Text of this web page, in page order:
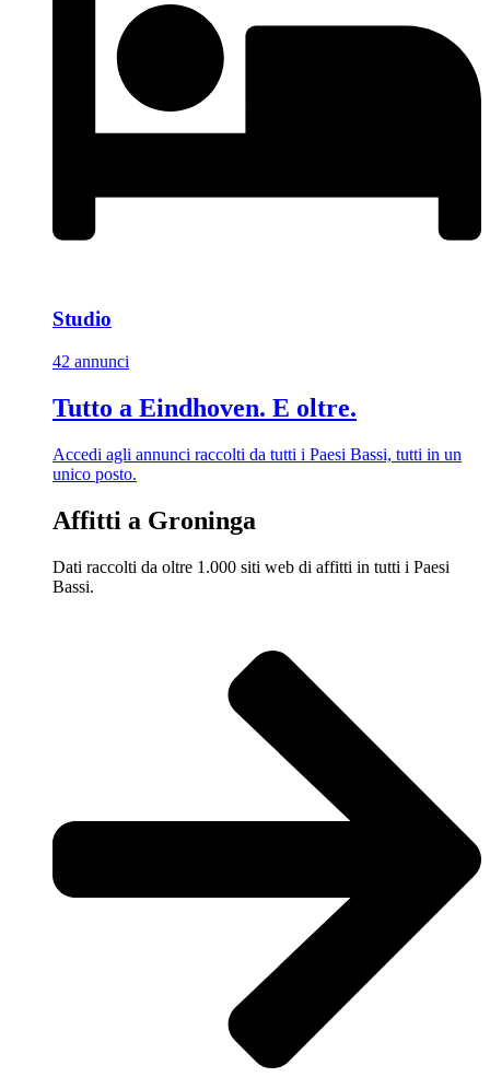
Studio
42 annunci
Tutto a Eindhoven. E oltre.
Accedi agli annunci raccolti da tutti i Paesi Bassi, tutti in un
unico posto.
Affitti a Groninga
Dati raccolti da oltre 1.000 siti web di affitti in tutti i Paesi
Bassi.